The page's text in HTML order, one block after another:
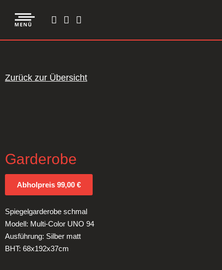
Zurück zur Übersicht
Garderobe
Abholpreis 99,00 €
Spiegelgarderobe schmal
Modell: Multi-Color UNO 94
Ausführung: Silber matt
BHT: 68x192x37cm